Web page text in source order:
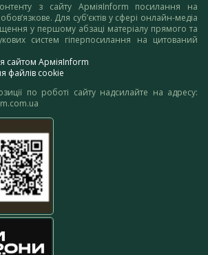
з сайту АрміяInform посилання на
обов’язкове. Для суб’єктів у сфері онлайн-медіа
у першому абзаці матеріалу прямого та
систем гіперпосилання на цитований
сайтом АрміяInform
файлів cookie
по роботі сайту надсилайте на адресу: